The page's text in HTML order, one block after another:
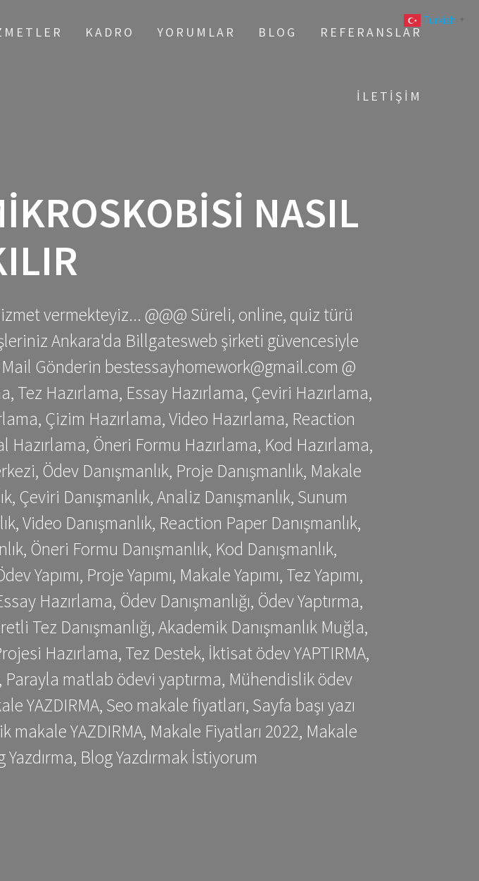
KADRO YORUMLAR BLOG REFERANSLAR
İLETIŞIM
NASIL
vermekteyiz... @@@ Süreli, online, quiz türü
Ankara'da Billgatesweb şirketi güvencesiyle
Gönderin bestessayhomework@gmail.com @
Tez Hazırlama, Essay Hazırlama, Çeviri Hazırlama,
Çizim Hazırlama, Video Hazırlama, Reaction
Öneri Formu Hazırlama, Kod Hazırlama,
Ödev Danışmanlık, Proje Danışmanlık, Makale
Çeviri Danışmanlık, Analiz Danışmanlık, Sunum
Video Danışmanlık, Reaction Paper Danışmanlık,
Öneri Formu Danışmanlık, Kod Danışmanlık,
Yapımı, Proje Yapımı, Makale Yapımı, Tez Yapımı,
Hazırlama, Ödev Danışmanlığı, Ödev Yaptırma,
Tez Danışmanlığı, Akademik Danışmanlık Muğla,
Hazırlama, Tez Destek, İktisat ödev YAPTIRMA,
matlab ödevi yaptırma, Mühendislik ödev
YAZDIRMA, Seo makale fiyatları, Sayfa başı yazı
YAZDIRMA, Makale Fiyatları 2022, Makale
Blog Yazdırmak İstiyorum
Turkish ▼